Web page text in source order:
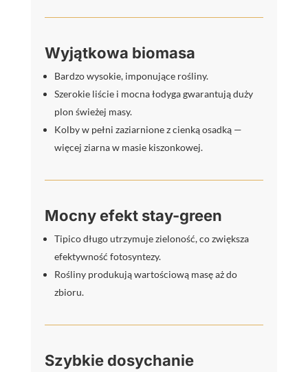
Wyjątkowa biomasa
Bardzo wysokie, imponujące rośliny.
Szerokie liście i mocna łodyga gwarantują duży
plon świeżej masy.
Kolby w pełni zaziarnione z cienką osadką —
więcej ziarna w masie kiszonkowej.
Mocny efekt stay-green
Tipico długo utrzymuje zieloność, co zwiększa
efektywność fotosyntezy.
Rośliny produkują wartościową masę aż do
zbioru.
Szybkie dosychanie